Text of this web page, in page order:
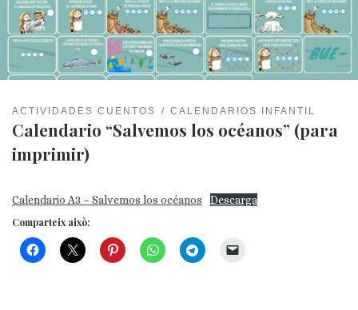
ACTIVIDADES CUENTOS CALENDARIOS INFANTIL
Calendario “Salvemos los océanos” (para
imprimir)
Calendario A3 – Salvemos los océanos
Descarga
Comparteix això: